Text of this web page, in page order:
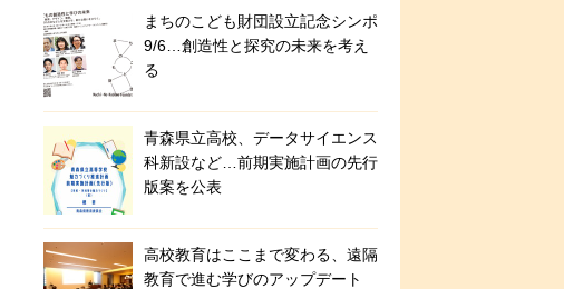
まちのこども財団設立記念シンポ
9/6…創造性と探究の未来を考え
る
青森県立高校、データサイエンス
科新設など…前期実施計画の先行
版案を公表
高校教育はここまで変わる、遠隔
教育で進む学びのアップデート